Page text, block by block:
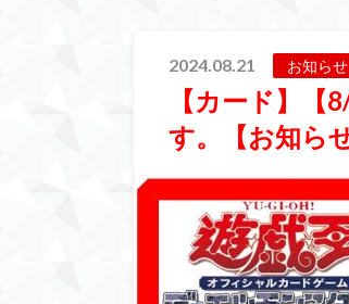
2024.08.21 お知らせ
【カード】
す。【お知ら